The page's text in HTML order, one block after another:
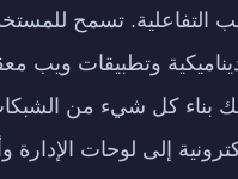
التفاعلية. تسمح
وتطبيقات ويب
بناء كل شيء من
إلى لوحات الإدارة